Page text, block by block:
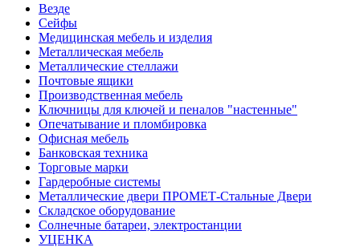
Везде
Сейфы
Медицинская мебель и изделия
Металлическая мебель
Металлические стеллажи
Почтовые ящики
Производственная мебель
Ключницы для ключей и пеналов "настенные"
Опечатывание и пломбировка
Офисная мебель
Банковская техника
Торговые марки
Гардеробные системы
Металлические двери ПРОМЕТ-Стальные Двери
Складское оборудование
Солнечные батареи, электростанции
УЦЕНКА